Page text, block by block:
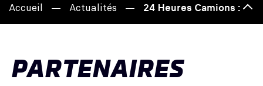
Accueil Actualités 24 Heures Camions : la
Haut
page
PARTENAIRES